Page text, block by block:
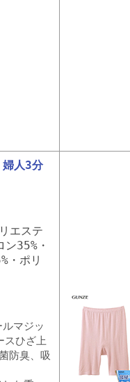
人3分
エステ
35%・
・ポリ
ルマジッ
スひざ上
防臭、吸